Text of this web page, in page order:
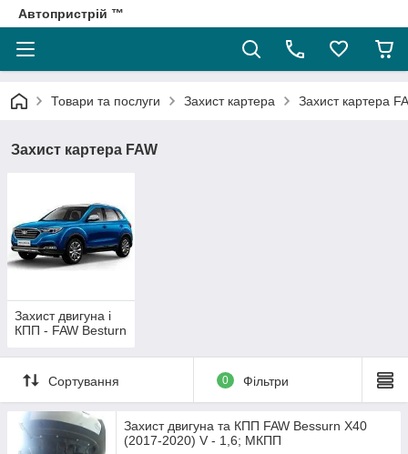
Автопристрій ™
Товари та послуги Захист картера Захист картера
Захист картера FAW
Захист двигуна і
КПП - FAW Besturn
Сортування 0 Фільтри
Захист двигуна та КПП FAW Bessurn X40
(2017-2020) V - 1,6; МКПП